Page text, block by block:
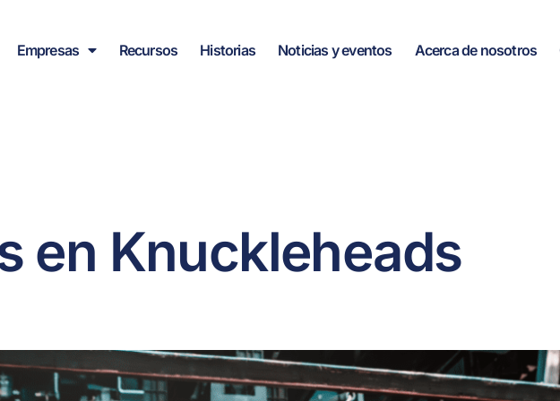
Empresas Recursos Historias Noticias y eventos Acerca de nosotros
en Knuckleheads